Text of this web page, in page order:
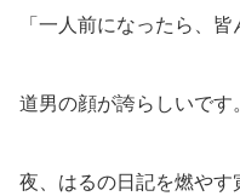
「一人前になったら、
道男の顔が誇らしいです
夜、はるの日記を燃やす